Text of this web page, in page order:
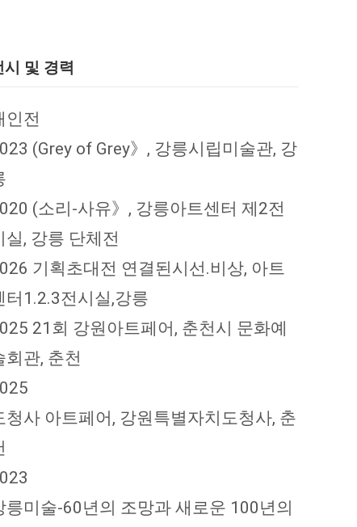
시 및 경력
인전
(Grey of Grey》, 강릉시립미술관, 강
(소리-사유》, 강릉아트센터 제2전
실, 강릉 단체전
기획초대전 연결된시선.비상, 아트
터1.2.3전시실,강릉
21회 강원아트페어, 춘천시 문화예
회관, 춘천
청사 아트페어, 강원특별자치도청사, 춘
릉미술-60년의 조망과 새로운 100년의